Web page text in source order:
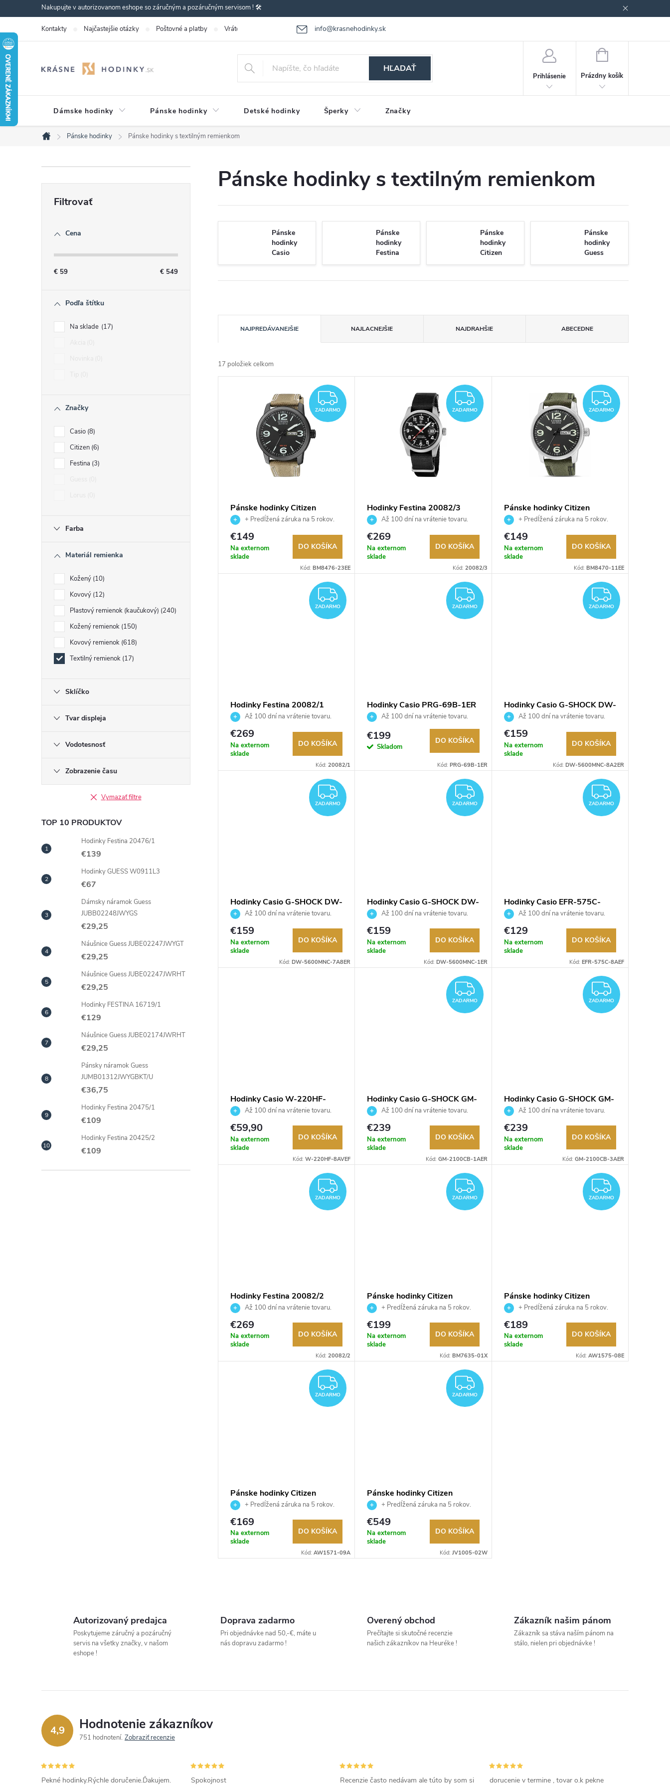
na
obsah
Nakupujte v autorizovanom eshope so záručným a pozáručným servisom ! 🛠️
info@krasnehodinky.sk
Kontakty Najčastejšie otázky Poštovné a platby Vrátenie-výmena tovaru Reklamácia tovaru Obchodné podmienky
HĽADAŤ
Prihlásenie
NÁKUPNÝ
Prázdny košík
Dámske hodinky Pánske hodinky Detské hodinky Šperky Značky
Domov
Pánske hodinky Pánske hodinky s textilným remienkom
B
Cena
€ 59 € 549
Podľa štítku
Na sklade 17
Značky
Casio 8
Citizen 6
Festina 3
Farba
Materiál remienka
Kožený 10
Kovový 12
Plastový remienok (kaučukový) 240
Kožený remienok 150
Kovový remienok 618
Textilný remienok 17
Sklíčko
Tvar displeja
Vodotesnosť
Zobrazenie času
Vymazať filtre
TOP 10 PRODUKTOV
Hodinky Festina 20476/1
€139
Hodinky GUESS W0911L3
€67
Dámsky náramok Guess
JUBB02248JWYGS
€29,25
Náušnice Guess JUBE02247JWYGT
€29,25
Náušnice Guess JUBE02247JWRHT
€29,25
Hodinky FESTINA 16719/1
€129
Náušnice Guess JUBE02174JWRHT
€29,25
Pánsky náramok Guess
JUMB01312JWYGBKT/U
€36,75
Hodinky Festina 20475/1
€109
Hodinky Festina 20425/2
€109
Pánske hodinky s textilným remienkom
Pánske
hodinky
Casio
Pánske
hodinky
Festina
Pánske
hodinky
Citizen
Pánske
hodinky
Guess
a
d
d
NAJPREDÁVANEJŠIE NAJLACNEJŠIE NAJDRAHŠIE ABECEDNE
17 položiek celkom
ZADARMO
ZADARMO
Pánske hodinky Citizen
BM8476-23EE
+ Predĺžená záruka na 5 rokov.
Až 100 dní na vrátenie tovaru.
Autorizovaný predajca.
€149
Na externom
sklade
DO KOŠÍKA
Kód:BM8476-23EE
ZADARMO
ZADARMO
Hodinky Festina 20082/3
Až 100 dní na vrátenie tovaru.
Autorizovaný predajca.
€269
Na externom
sklade
DO KOŠÍKA
Kód: 20082/3
ZADARMO
Pánske hodinky Citizen
BM8470-11EE
+ Predĺžená záruka na 5 rokov.
Až 100 dní na vrátenie tovaru.
Autorizovaný predajca.
€149
Na externom
sklade
DO KOŠÍKA
Kód: BM8470-11EE
ZADARMO
ZADARMO
Hodinky Festina 20082/1
Až 100 dní na vrátenie tovaru.
Autorizovaný predajca.
€269
Na externom
sklade
DO KOŠÍKA
Kód:20082/1
ZADARMO
ZADARMO
Hodinky Casio PRG-69B-1ER
Až 100 dní na vrátenie tovaru.
Autorizovaný predajca.
€199
Skladom
DO KOŠÍKA
Kód: PRG-69B-1ER
ZADARMO
Hodinky Casio G-SHOCK DW-
5600MNC-8A2ER
Až 100 dní na vrátenie tovaru.
Autorizovaný predajca.
€159
Na externom
sklade
DO KOŠÍKA
Kód: DW-5600MNC-8A2ER
ZADARMO
ZADARMO
Hodinky Casio G-SHOCK DW-
5600MNC-7A8ER
Až 100 dní na vrátenie tovaru.
Autorizovaný predajca.
€159
Na externom
sklade
DO KOŠÍKA
Kód:DW-5600MNC-7A8ER
ZADARMO
ZADARMO
Hodinky Casio G-SHOCK DW-
5600MNC-1ER
Až 100 dní na vrátenie tovaru.
Autorizovaný predajca.
€159
Na externom
sklade
DO KOŠÍKA
Kód: DW-5600MNC-1ER
ZADARMO
Hodinky Casio EFR-575C-
8AEFAž 100 dní na vrátenie tovaru.
Autorizovaný predajca.
€129
Na externom
sklade
DO KOŠÍKA
Kód: EFR-575C-8AEF
Hodinky Casio W-220HF-
8AVEFAž 100 dní na vrátenie tovaru.
Autorizovaný predajca.
€59,90
Na externom
sklade
DO KOŠÍKA
Kód:W-220HF-8AVEF
ZADARMO
ZADARMO
Hodinky Casio G-SHOCK GM-
2100CB-1AER
Až 100 dní na vrátenie tovaru.
Autorizovaný predajca.
€239
Na externom
sklade
DO KOŠÍKA
Kód: GM-2100CB-1AER
ZADARMO
Hodinky Casio G-SHOCK GM-
2100CB-3AER
Až 100 dní na vrátenie tovaru.
Autorizovaný predajca.
€239
Na externom
sklade
DO KOŠÍKA
Kód: GM-2100CB-3AER
ZADARMO
ZADARMO
Hodinky Festina 20082/2
Až 100 dní na vrátenie tovaru.
Autorizovaný predajca.
€269
Na externom
sklade
DO KOŠÍKA
Kód:20082/2
ZADARMO
ZADARMO
Pánske hodinky Citizen
BM7635-01X
+ Predĺžená záruka na 5 rokov.
Až 100 dní na vrátenie tovaru.
Autorizovaný predajca.
€199
Na externom
sklade
DO KOŠÍKA
Kód: BM7635-01X
ZADARMO
Pánske hodinky Citizen
AW1575-08E
+ Predĺžená záruka na 5 rokov.
Až 100 dní na vrátenie tovaru.
Autorizovaný predajca.
€189
Na externom
sklade
DO KOŠÍKA
Kód: AW1575-08E
ZADARMO
ZADARMO
Pánske hodinky Citizen
AW1571-09A
+ Predĺžená záruka na 5 rokov.
Až 100 dní na vrátenie tovaru.
Autorizovaný predajca.
€169
Na externom
sklade
DO KOŠÍKA
Kód:AW1571-09A
ZADARMO
ZADARMO
Pánske hodinky Citizen
JV1005-02W
+ Predĺžená záruka na 5 rokov.
Až 100 dní na vrátenie tovaru.
Autorizovaný predajca.
€549
Na externom
sklade
DO KOŠÍKA
Kód: JV1005-02W
v
l
a
p
Autorizovaný predajca
Poskytujeme záručný a pozáručný
servis na všetky značky, v našom
eshope !
Doprava zadarmo
Pri objednávke nad 50,-€, máte u
nás dopravu zadarmo !
Overený obchod
Prečítajte si skutočné recenzie
našich zákazníkov na Heuréke !
Zákazník našim pánom
Zákazník sa stáva naším pánom na
stálo, nielen pri objednávke !
4,9 Hodnotenie zákazníkov
751 hodnotení Zobraziť recenzie
Pekné hodinky.Rýchle doručenie.Ďakujem. Spokojnost Recenzie často nedávam ale túto by som si dorucenie v termine , tovar o.k pekne